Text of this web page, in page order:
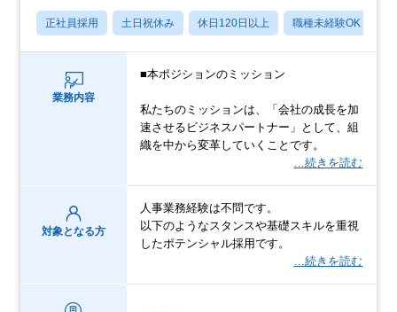
正社員採用 土日祝休み 休日120日以上 職種未経験OK
業務内容
■本ポジションのミッション
私たちのミッションは、「会社の成長を加
速させるビジネスパートナー」として、組
織を中から変革していくことです。
…続きを読む
対象となる方
人事業務経験は不問です。
以下のようなスタンスや基礎スキルを重視
したポテンシャル採用です。
…続きを読む